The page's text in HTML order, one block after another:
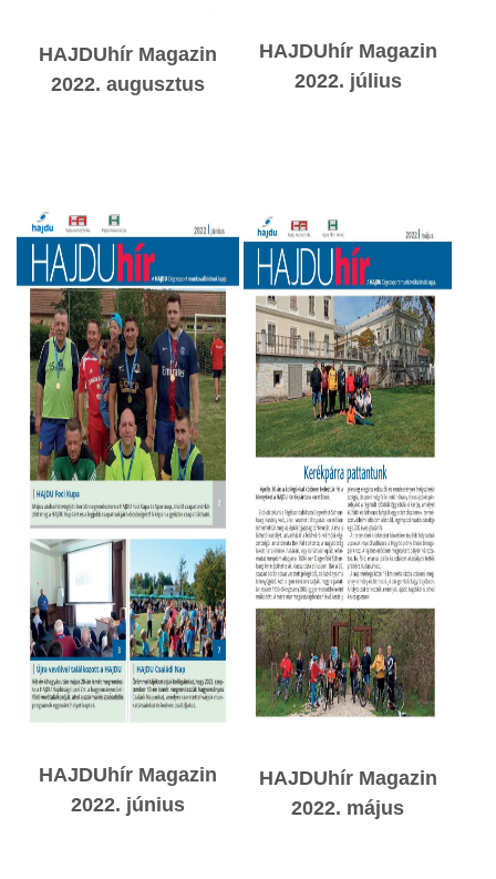
HAJDUhír Magazin
2022. augusztus
HAJDUhír Magazin
2022. július
HAJDUhír Magazin
2022. június
HAJDUhír Magazin
2022. május